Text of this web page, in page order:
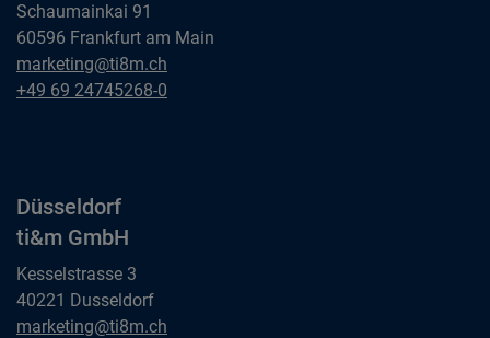
Schaumainkai 91
60596 Frankfurt am Main
Frankfurt am Main
ti&m GmbH
marketing@ti8m.ch
Frankfurt am Main
+49 69 24745268-0
Düsseldorf
ti&m GmbH
Kesselstrasse 3
40221 Dusseldorf
Düsseldorf
marketing@ti8m.ch